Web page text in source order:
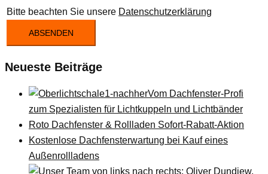
Bitte beachten Sie unsere Datenschutzerklärung
ABSENDEN
Neueste Beiträge
Vom Dachfenster-Profi
zum Spezialisten für Lichtkuppeln und Lichtbänder
Roto Dachfenster & Rollladen Sofort-Rabatt-Aktion
Kostenlose Dachfensterwartung bei Kauf eines
Außenrollladens